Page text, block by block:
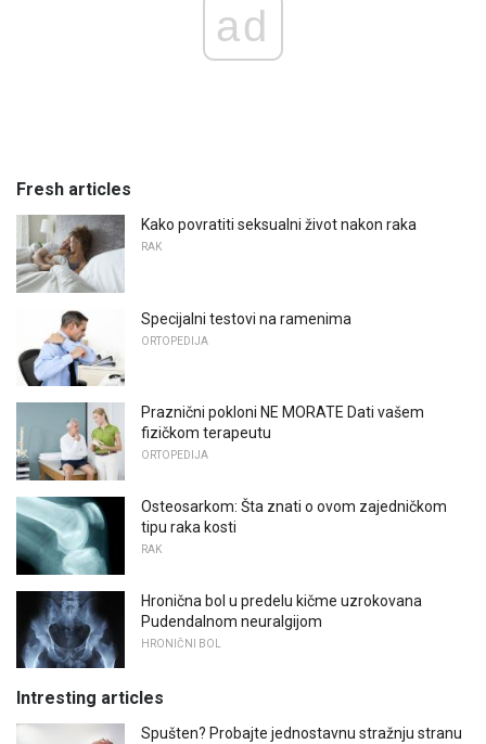
ad
Fresh articles
Kako povratiti seksualni život nakon raka
RAK
Specijalni testovi na ramenima
ORTOPEDIJA
Praznični pokloni NE MORATE Dati vašem
fizičkom terapeutu
ORTOPEDIJA
Osteosarkom: Šta znati o ovom zajedničkom
tipu raka kosti
RAK
Hronična bol u predelu kičme uzrokovana
Pudendalnom neuralgijom
HRONIČNI BOL
Intresting articles
Spušten? Probajte jednostavnu stražnju stranu